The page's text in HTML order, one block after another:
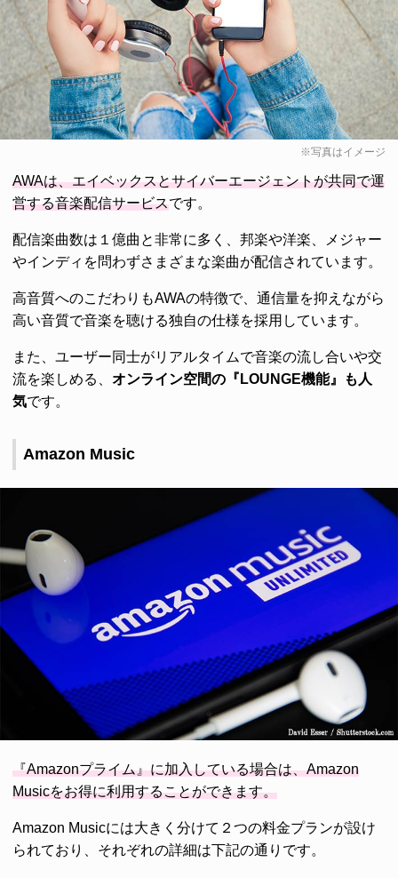
※写真はイメージ
AWAは、エイベックスとサイバーエージェントが共同で運
営する音楽配信サービスです。
配信楽曲数は１億曲と非常に多く、邦楽や洋楽、メジャー
やインディを問わずさまざまな楽曲が配信されています。
高音質へのこだわりもAWAの特徴で、通信量を抑えながら
高い音質で音楽を聴ける独自の仕様を採用しています。
また、ユーザー同士がリアルタイムで音楽の流し合いや交
流を楽しめる、 オンライン空間の『LOUNGE機能』も人
気です。
Amazon Music
『Amazonプライム』に加入している場合は、Amazon
Musicをお得に利用することができます。
Amazon Musicには大きく分けて２つの料金プランが設け
られており、それぞれの詳細は下記の通りです。